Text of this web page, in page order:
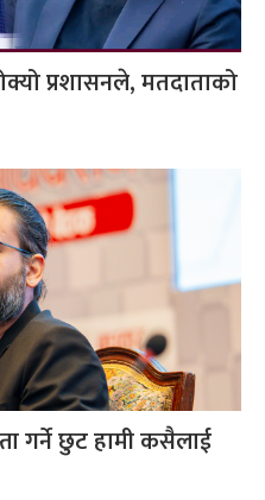
प्रशासनले, मतदाताको
गर्ने छुट हामी कसैलाई